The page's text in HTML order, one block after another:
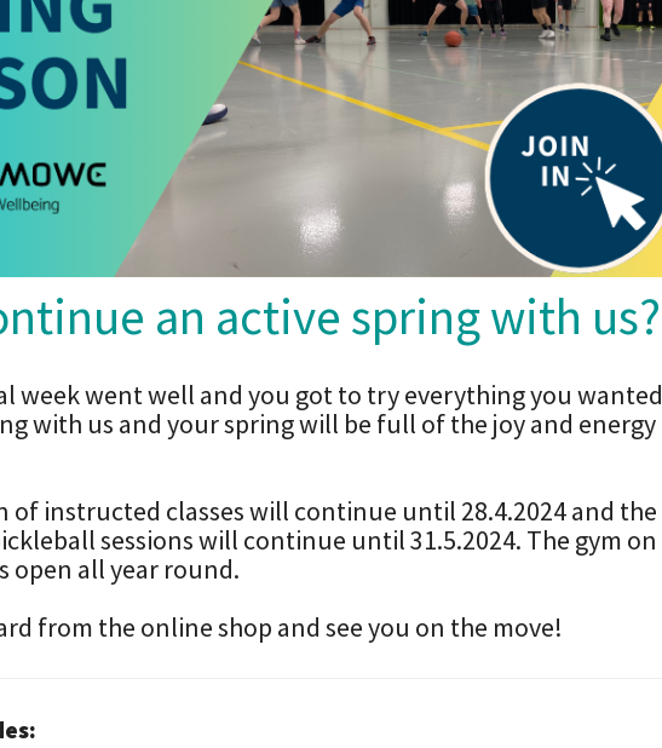
an active spring with us?
week went well and you got to try everything you wanted
with us and your spring will be full of the joy and energy
of instructed classes will continue until 28.4.2024 and the
sessions will continue until 31.5.2024. The gym on
open all year round.
from the online shop and see you on the move!